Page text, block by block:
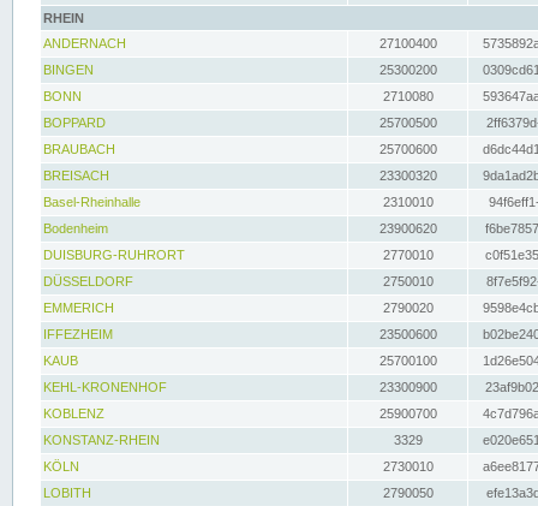
RHEIN
ANDERNACH
27100400
BINGEN
25300200
BONN
2710080
BOPPARD
25700500
BRAUBACH
25700600
BREISACH
23300320
Basel-Rheinhalle
2310010
Bodenheim
23900620
DUISBURG-RUHRORT
2770010
DÜSSELDORF
2750010
EMMERICH
2790020
IFFEZHEIM
23500600
KAUB
25700100
KEHL-KRONENHOF
23300900
KOBLENZ
25900700
KONSTANZ-RHEIN
3329
KÖLN
2730010
LOBITH
2790050